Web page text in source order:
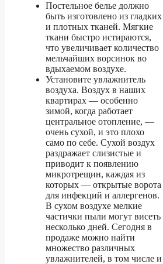
Постельное белье должно
быть изготовлено из гладких
и плотных тканей. Мягкие
ткани быстро истираются,
что увеличивает количество
мельчайших ворсинок во
вдыхаемом воздухе.
Установите увлажнитель
воздуха. Воздух в наших
квартирах — особенно
зимой, когда работает
центральное отопление, —
очень сухой, и это плохо
само по себе. Сухой воздух
раздражает слизистые и
приводит к появлению
микротрещин, каждая из
которых — открытые ворота
для инфекций и аллергенов.
В сухом воздухе мелкие
частички пыли могут висеть
несколько дней. Сегодня в
продаже можно найти
множество различных
увлажнителей, в том числе и